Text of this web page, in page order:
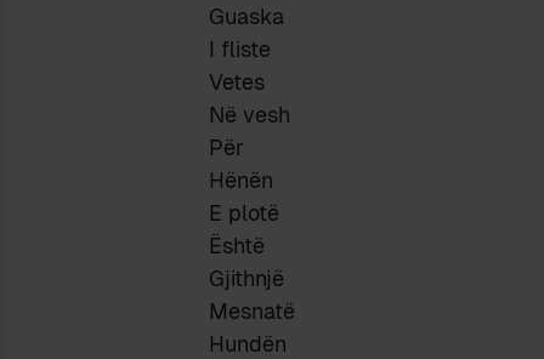
Guaska
I fliste
Vetes
Në vesh
Për
Hënën
E plotë
Është
Gjithnjë
Mesnatë
Hundën